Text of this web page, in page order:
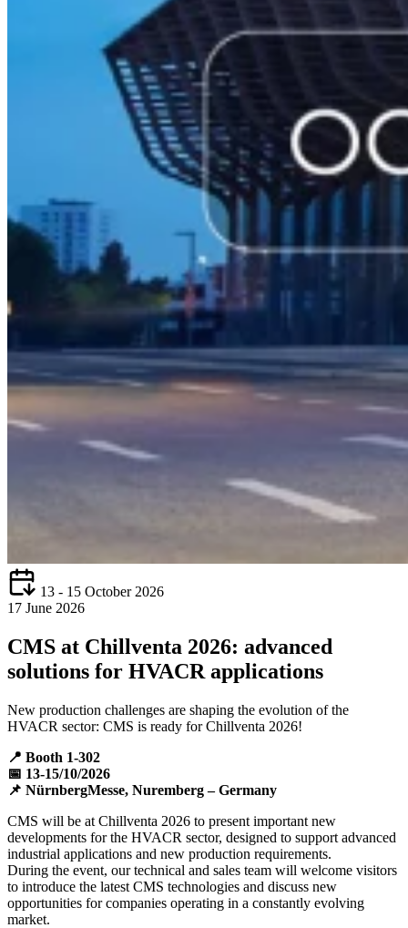
13 - 15 October 2026
17 June 2026
CMS at Chillventa 2026: advanced
solutions for HVACR applications
New production challenges are shaping the evolution of the
HVACR sector: CMS is ready for Chillventa 2026!
📍 Booth 1-302
📅 13-15/10/2026
📌 NürnbergMesse, Nuremberg – Germany
CMS will be at Chillventa 2026 to present important new
developments for the HVACR sector, designed to support advanced
industrial applications and new production requirements.
During the event, our technical and sales team will welcome visitors
to introduce the latest CMS technologies and discuss new
opportunities for companies operating in a constantly evolving
market.